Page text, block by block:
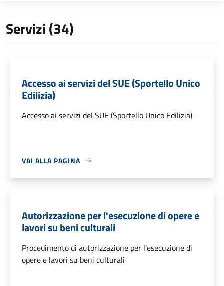
Servizi (34)
Accesso ai servizi del SUE (Sportello Unico
Edilizia)
Accesso ai servizi del SUE (Sportello Unico Edilizia)
VAI ALLA PAGINA
Autorizzazione per l'esecuzione di opere e
lavori su beni culturali
Procedimento di autorizzazione per l'esecuzione di
opere e lavori su beni culturali